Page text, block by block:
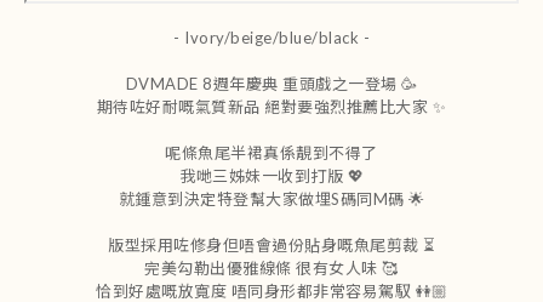
- Ivory/beige/blue/black -
DVMADE 8週年慶典 重頭戲之一登場 🥳
期待咗好耐嘅氣質新品 絕對要強烈推薦比大家 ✨
呢條魚尾半裙真係靚到不得了
我哋三姊妹一收到打版 💖
就鍾意到決定特登幫大家做埋S碼同M碼 🌟
版型採用咗修身但唔會過份貼身嘅魚尾剪裁 ⏳
完美勾勒出優雅線條 很有女人味 🥰
恰到好處嘅放寬度 唔同身形都非常容易駕馭 👭🏼